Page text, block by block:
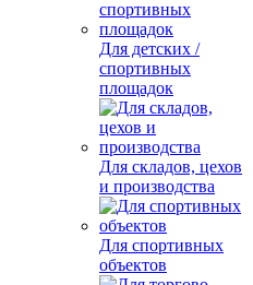
Для детских /
спортивных
площадок
Для складов, цехов
и производства
Для спортивных
объектов